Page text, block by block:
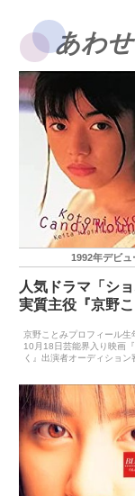
あわ
1992年デビュ
人気ドラマ「シ
実質主役『京野こ
京野ことみプロフィール生
10月18日芸能界入り映画
く』出演者オーディション
（NOW!）主要音楽祭受賞
人賞）...